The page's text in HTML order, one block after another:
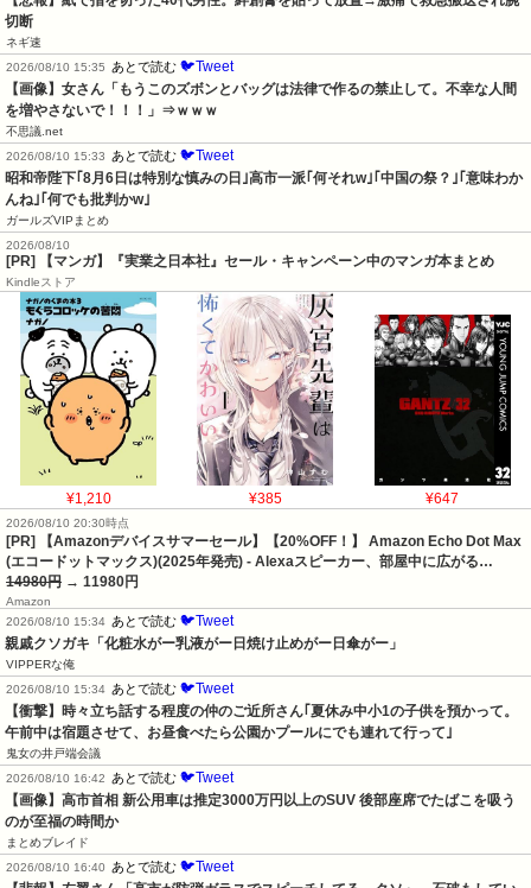
切断
ネギ速
2026/08/10 15:35
あとで読む 🐦Tweet
【画像】女さん「もうこのズボンとバッグは法律で作るの禁止して。不幸な人間
を増やさないで！！！」⇒ｗｗｗ
不思議.net
2026/08/10 15:33
あとで読む 🐦Tweet
昭和帝陛下｢8月6日は特別な慎みの日｣高市一派｢何それw｣｢中国の祭？｣｢意味わか
んね｣｢何でも批判かw｣
ガールズVIPまとめ
2026/08/10
[PR] 【マンガ】『実業之日本社』セール・キャンペーン中のマンガ本まとめ
Kindleストア
¥1,210 ¥385 ¥647
2026/08/10 20:30時点
[PR] 【Amazonデバイスサマーセール】【20%OFF！】 Amazon Echo Dot Max
(エコードットマックス)(2025年発売) - Alexaスピーカー、部屋中に広がる…
14980円 → 11980円
Amazon
2026/08/10 15:34 あとで読む 🐦Tweet
親戚クソガキ「化粧水がー乳液がー日焼け止めがー日傘がー」
VIPPERな俺
2026/08/10 15:34 あとで読む 🐦Tweet
【衝撃】時々立ち話する程度の仲のご近所さん｢夏休み中小1の子供を預かって。
午前中は宿題させて、お昼食べたら公園かプールにでも連れて行って｣
鬼女の井戸端会議
2026/08/10 16:42
あとで読む 🐦Tweet
【画像】高市首相 新公用車は推定3000万円以上のSUV 後部座席でたばこを吸う
のが至福の時間か
まとめブレイド
2026/08/10 16:40
あとで読む 🐦Tweet